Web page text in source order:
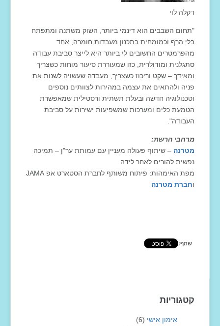
דקלה לוי
"תחום השבבים הוא דינמי ביותר, השוק משתנה ומתפתח
בלי הרף וכמומחית בתכנון מעבדות חומרה, אחד
מהפרמטרים החשובים לי ביותר היא לייצר סביבת עבודה
סתגלנית ומודולרית, כזו שמעוררת סיעור מוחות כשצריך
ומאידך – שקט וריכוז כשצריך, מעבדה שעשויה לשנות את
פניה ולהתאים את עצמה במהירות לצוותים נוספים
וטכנולוגיה חדשה ובעלת תשתית ורסטילית שמאפשרת
הטמעת כלים ומערכות שמשפיעות ישירות על סביבת
העבודה".
מרחבי הרשת:
מטרנה – שיתוף פעולה מעניין עם עמותת ער"ן – תמיכה
נפשית להורים לאחר לידה
מפת האימהות: פיתוח משותף לחברת הסטארט אפ JAMA
וחברת מטרנה
שתף:
קטגוריות
אימון אישי (6)